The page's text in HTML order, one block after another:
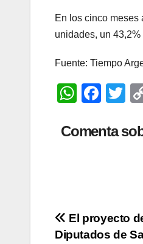
En los cinco
unidades, un
Fuente: Tiempo
W
at
p
F
c
k
T
tt
Comenta
El proyecto
Diputados de